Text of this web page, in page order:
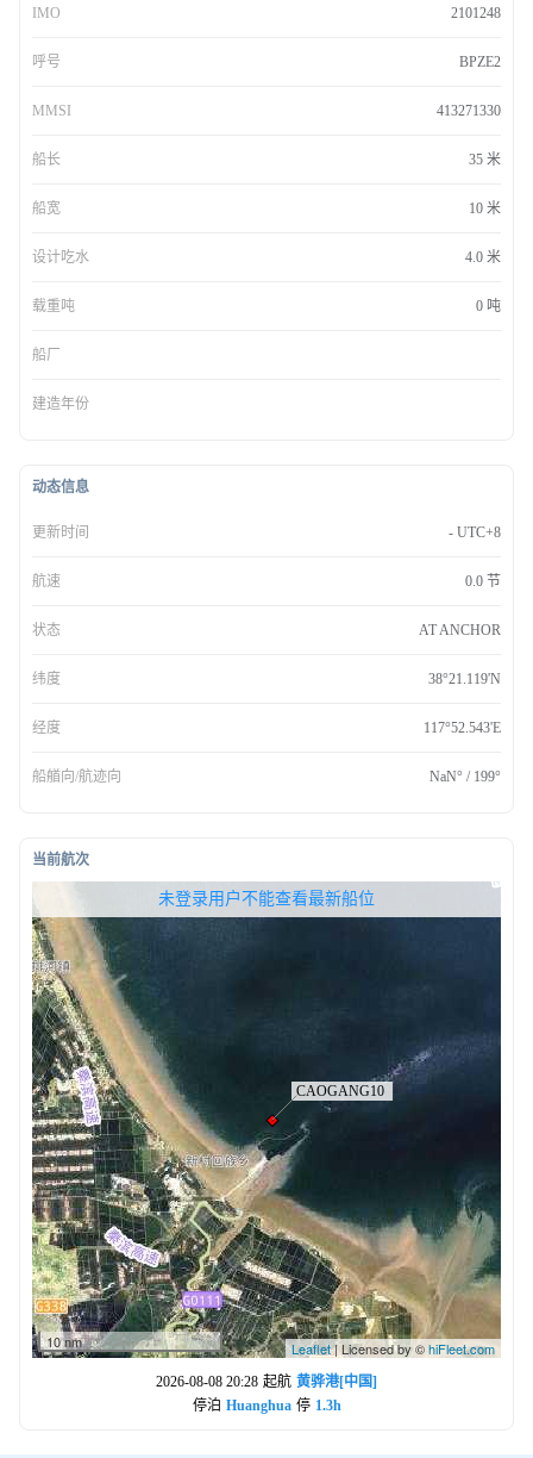
IMO 2101248
呼号 BPZE2
MMSI 413271330
船长 35 米
船宽 10 米
设计吃水 4.0 米
载重吨 0 吨
船厂
建造年份
动态信息
更新时间 - UTC+8
航速 0.0 节
状态 AT ANCHOR
纬度 38°21.119'N
经度 117°52.543'E
船艏向/航迹向 NaN° / 199°
当前航次
10 nm Leaflet| Licensed by ©hiFleet.com
未登录用户不能查看最新船位
无权查看最新船位，请联系开通
2026-08-08 20:28 起航 黄骅港[中国]
停泊 Huanghua 停 1.3h